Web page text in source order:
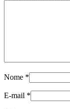
Nome *
E-mail *